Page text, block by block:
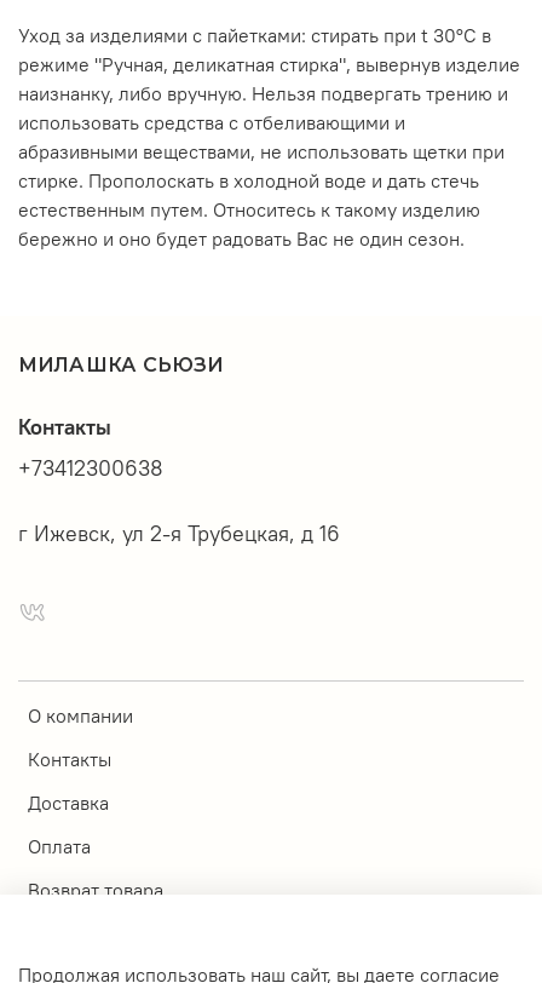
Уход за изделиями с пайетками: стирать при t 30°C в
режиме "Ручная, деликатная стирка", вывернув изделие
наизнанку, либо вручную. Нельзя подвергать трению и
использовать средства с отбеливающими и
абразивными веществами, не использовать щетки при
стирке. Прополоскать в холодной воде и дать стечь
естественным путем. Относитесь к такому изделию
бережно и оно будет радовать Вас не один сезон.
МИЛАШКА СЬЮЗИ
О компании
Контакты
Доставка
Оплата
Возврат товара
Личный кабинет
Контакты
+73412300638
г Ижевск, ул 2-я Трубецкая, д 16
Продолжая использовать наш сайт, вы даете согласие